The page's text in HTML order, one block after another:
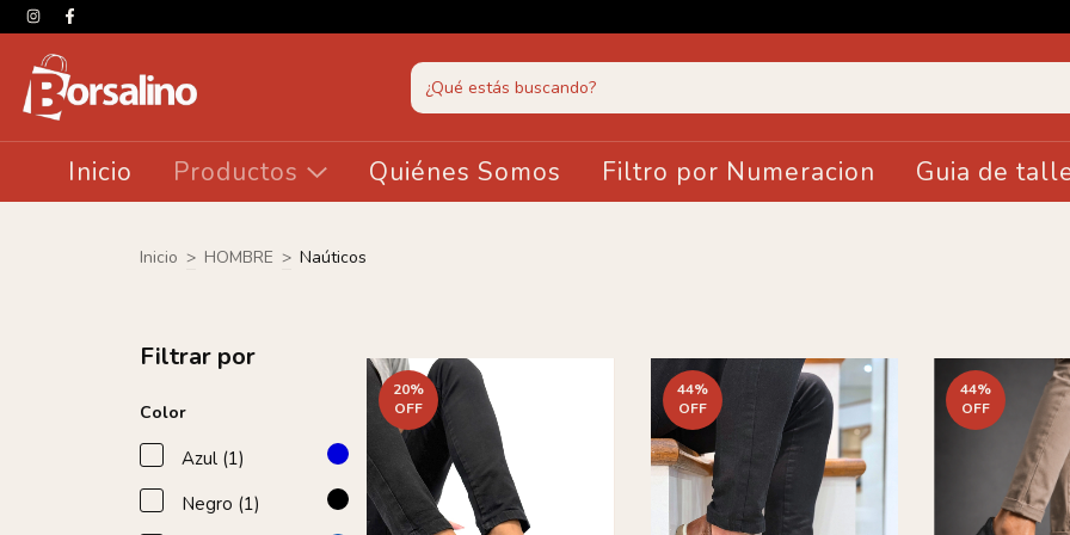
Inicio Productos Quiénes Somos Filtro por Numeracion Guia de
Inicio > HOMBRE > Naúticos
Filtrar por
Color
Azul (1)
Negro (1)
20%
OFF
44%
OFF
44%
OFF